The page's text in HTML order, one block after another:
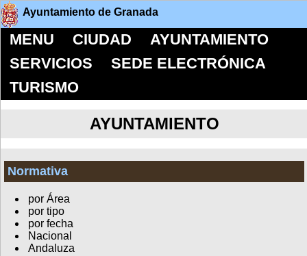
Ayuntamiento de Granada
MENU CIUDAD
AYUNTAMIENTO
SERVICIOS
SEDE ELECTRÓNICA
TURISMO
AYUNTAMIENTO
Normativa
por Área
por tipo
por fecha
Nacional
Andaluza